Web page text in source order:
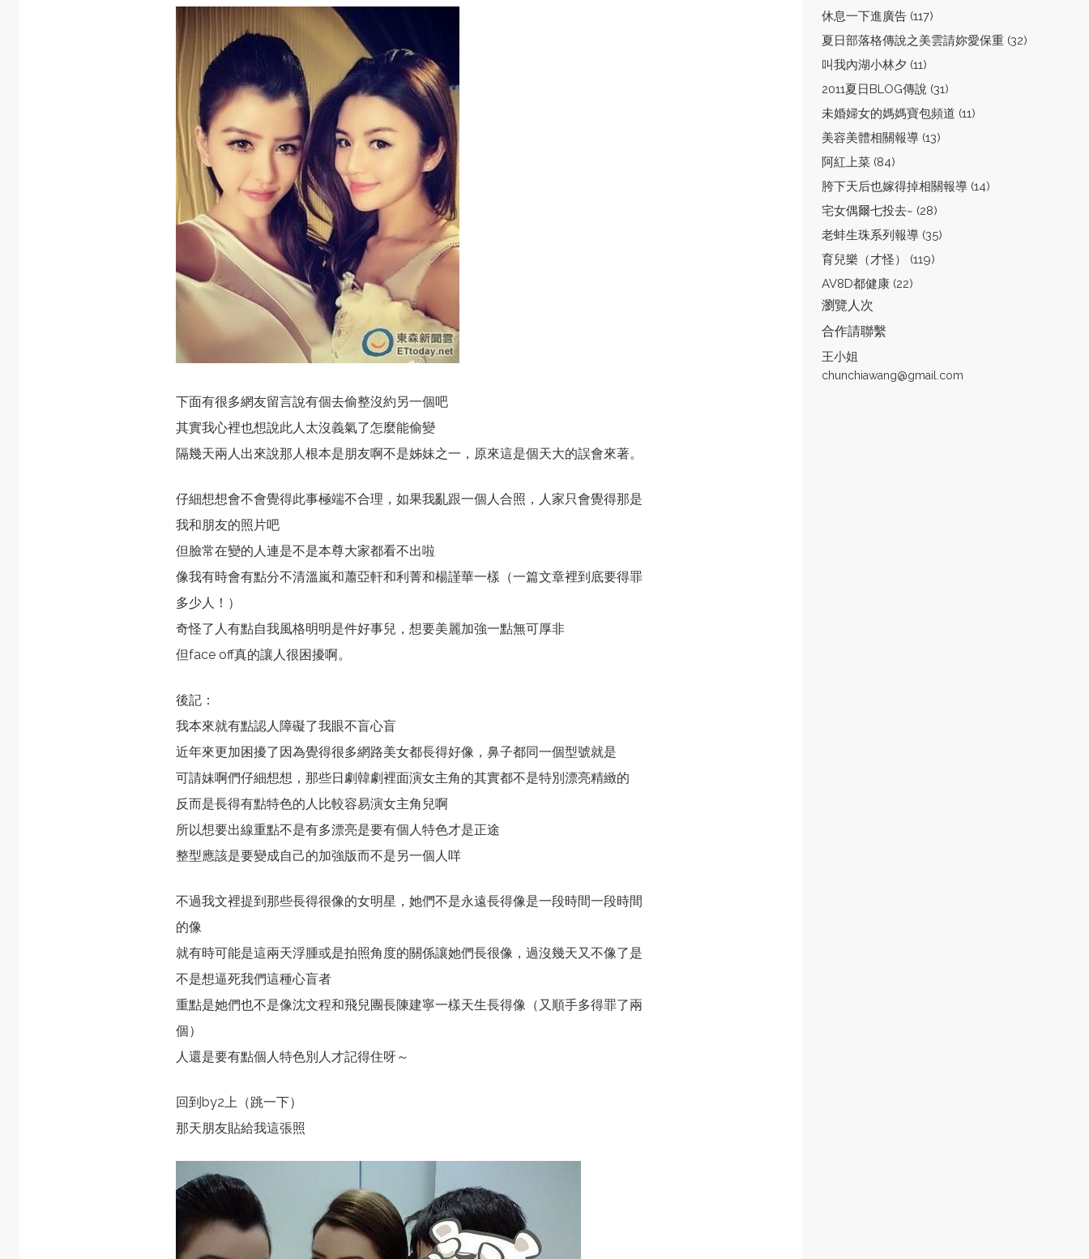
下面有很多網友留言說有個去偷整沒約另一個吧
其實我心裡也想說此人太沒義氣了怎麼能偷變
隔幾天兩人出來說那人根本是朋友啊不是姊妹之一，原來這是個天大的誤會來著。
仔細想想會不會覺得此事極端不合理，如果我亂跟一個人合照，人家只會覺得那是
我和朋友的照片吧
但臉常在變的人連是不是本尊大家都看不出啦
像我有時會有點分不清溫嵐和蕭亞軒和利菁和楊謹華一樣（一篇文章裡到底要得罪
多少人！）
奇怪了人有點自我風格明明是件好事兒，想要美麗加強一點無可厚非
但face off真的讓人很困擾啊。
後記：
我本來就有點認人障礙了我眼不盲心盲
近年來更加困擾了因為覺得很多網路美女都長得好像，鼻子都同一個型號就是
可請妹啊們仔細想想，那些日劇韓劇裡面演女主角的其實都不是特別漂亮精緻的
反而是長得有點特色的人比較容易演女主角兒啊
所以想要出線重點不是有多漂亮是要有個人特色才是正途
整型應該是要變成自己的加強版而不是另一個人咩
不過我文裡提到那些長得很像的女明星，她們不是永遠長得像是一段時間一段時間
的像
就有時可能是這兩天浮腫或是拍照角度的關係讓她們長很像，過沒幾天又不像了是
不是想逼死我們這種心盲者
重點是她們也不是像沈文程和飛兒團長陳建寧一樣天生長得像（又順手多得罪了兩
個）
人還是要有點個人特色別人才記得住呀～
回到by2上（跳一下）
那天朋友貼給我這張照
休息一下進廣告 (117)
夏日部落格傳說之美雲請妳愛保重 (32)
叫我內湖小林夕 (11)
2011夏日BLOG傳說 (31)
未婚婦女的媽媽寶包頻道 (11)
美容美體相關報導 (13)
阿紅上菜 (84)
胯下天后也嫁得掉相關報導 (14)
宅女偶爾七投去~ (28)
老蚌生珠系列報導 (35)
育兒樂（才怪） (119)
AV8D都健康 (22)
瀏覽人次
合作請聯繫
王小姐
chunchiawang@gmail.com